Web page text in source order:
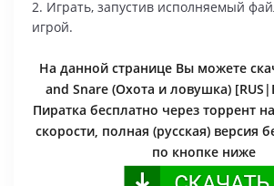
2. Играть, запустив исполняемый
игрой.
На данной странице Вы можете
and Snare (Охота и ловушка)
Пиратка бесплатно через торрент
скорости, полная (русская) версия
по кнопке ниже